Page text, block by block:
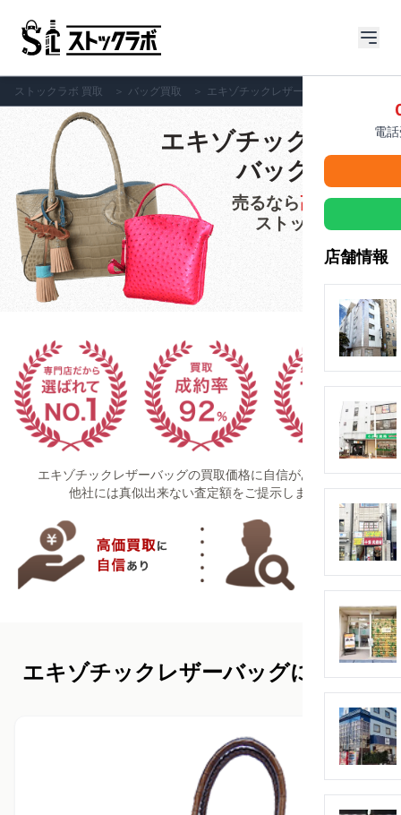
電
店舗情報
ストックラボ 買取 ＞ バッグ買取 ＞ エキゾチックレザーバッグ
エキゾチックレザー
バッグの買取
売るなら高価買取の
ストックラボへ!!
エキゾチックレザーバッグの買取価格に自信があります！
他社には真似出来ない査定額をご提示します！
エキゾチックレザーバッグについて